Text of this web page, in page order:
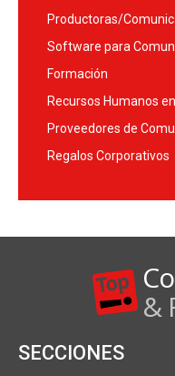
Productoras/
Software para
Formación
Recursos Humanos
Proveedores de
Regalos Corporativos
&
SECCIONES